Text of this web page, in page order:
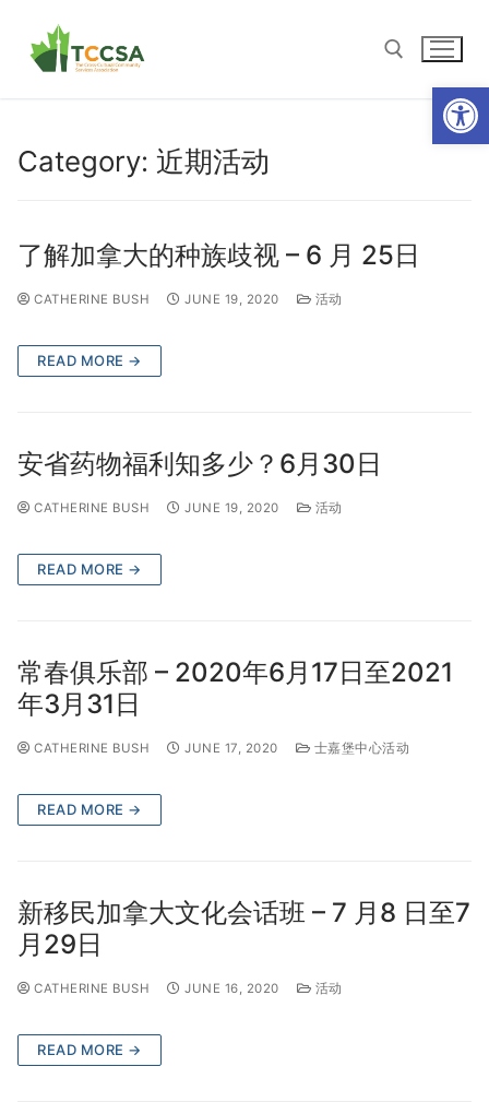
Category: 近期活动
了解加拿大的种族歧视 – 6 月 25日
CATHERINE BUSH JUNE 19, 2020 活动
READ MORE →
安省药物福利知多少？6月30日
CATHERINE BUSH JUNE 19, 2020 活动
READ MORE →
常春俱乐部 – 2020年6月17日至2021
年3月31日
CATHERINE BUSH JUNE 17, 2020 士嘉堡中心活动
READ MORE →
新移⺠加拿⼤⽂化会话班 – 7 月8 日至7
月29日
CATHERINE BUSH JUNE 16, 2020 活动
READ MORE →